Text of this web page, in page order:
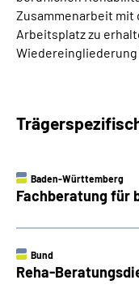
Zusammenarbeit mit
Arbeitsplatz zu
Wiedereingliederung
Baden-Württemberg
Fachberatung für
Bund
Reha-